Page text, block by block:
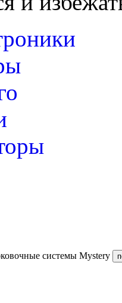
системы Mystery